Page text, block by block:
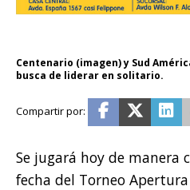
Centenario (imagen) y Sud
busca de liderar en solitario.
Se jugará hoy de manera
fecha del Torneo